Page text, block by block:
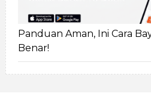
Panduan Aman, Ini Cara
Benar!